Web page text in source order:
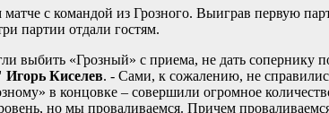
с командой из Грозного. Выиграв первую
партии отдали гостям.
выбить «Грозный» с приема, не дать сопернику
Киселев. - Сами, к сожалению, не
в концовке – совершили огромное
но мы проваливаемся. Причем